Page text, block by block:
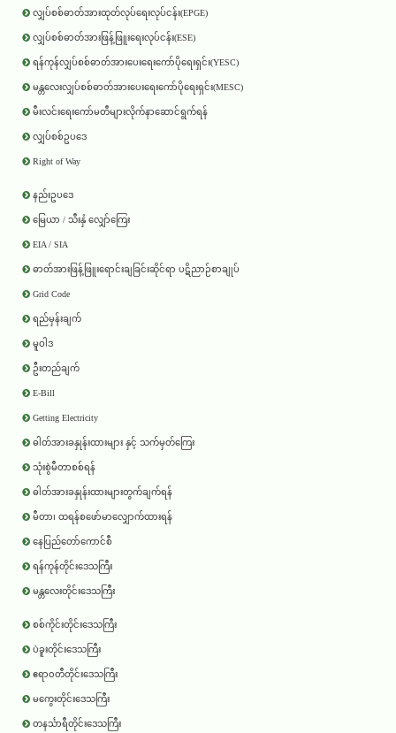
လျှပ်စစ်ဓာတ်အားထုတ်လုပ်ရေးလုပ်ငန်း(EPGE)
လျှပ်စစ်ဓာတ်အားဖြန့်ဖြူးရေးလုပ်ငန်း(ESE)
ရန်ကုန်လျှပ်စစ်ဓာတ်အားပေးရေးကော်ပိုရေးရှင်း(YESC)
မန္တလေးလျှပ်စစ်ဓာတ်အားပေးရေးကော်ပိုရေးရှင်း(MESC)
မီးလင်းရေးကော်မတီများလိုက်နာဆောင်ရွက်ရန်
လျှပ်စစ်ဥပဒေ
Right of Way
နည်းဥပဒေ
မြေယာ / သီးနှံ လျှော်ကြေး
EIA / SIA
ဓာတ်အားဖြန့်ဖြူးရောင်းချခြင်းဆိုင်ရာ ပဋိညာဉ်စာချုပ်
Grid Code
ရည်မှန်းချက်
မူဝါဒ
ဦးတည်ချက်
E-Bill
Getting Electricity
ဓါတ်အားခနှုန်းထားများ နှင့် သက်မှတ်ကြေး
သုံးစွဲမီတာစစ်ရန်
ဓါတ်အားခနှုန်းထားများတွက်ချက်ရန်
မီတာ၊ ထရန်စဖော်မာလျှောက်ထားရန်
နေပြည်တော်ကောင်စီ
ရန်ကုန်တိုင်းဒေသကြီး
မန္တလေးတိုင်းဒေသကြီး
စစ်ကိုင်းတိုင်းဒေသကြီး
ပဲခူးတိုင်းဒေသကြီး
ဧရာ၀တီတိုင်းဒေသကြီး
မကွေးတိုင်းဒေသကြီး
တနင်္သာရီတိုင်းဒေသကြီး